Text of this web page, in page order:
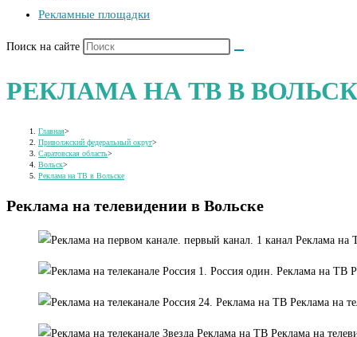
Рекламные площадки
Поиск на сайте
РЕКЛАМА НА ТВ В
Главная>
Приволжский федеральный округ>
Саратовская область>
Вольск>
Реклама на ТВ в Вольске
Реклама на телевидении в Вольске